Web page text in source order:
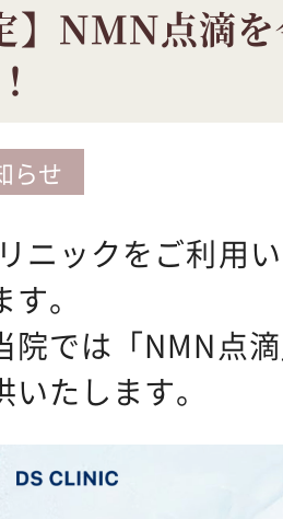
】NMN点滴
らせ
ニックをご利用
。
院では「NMN点
たします。